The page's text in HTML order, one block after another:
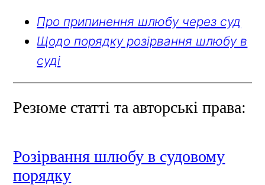
Про припинення шлюбу через суд
Щодо порядку розірвання шлюбу в
суді
Резюме статті та авторські права:
Розірвання шлюбу в судовому
порядку